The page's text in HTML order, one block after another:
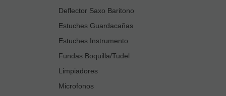
Deflector Saxo Baritono
Estuches Guardacañas
Estuches Instrumento
Fundas Boquilla/Tudel
Limpiadores
Microfonos